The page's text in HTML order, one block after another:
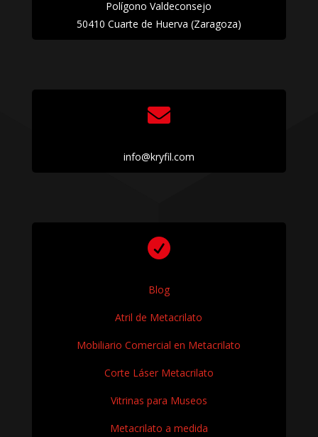
Polígono Valdeconsejo
50410 Cuarte de Huerva (Zaragoza)

info@kryfil.com

Blog
Atril de Metacrilato
Mobiliario Comercial en Metacrilato
Corte Láser Metacrilato
Vitrinas para Museos
Metacrilato a medida